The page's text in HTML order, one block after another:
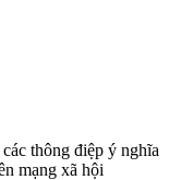
thông điệp ý nghĩa
mạng xã hội